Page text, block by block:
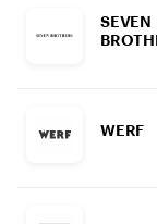
SEVEN
WERF